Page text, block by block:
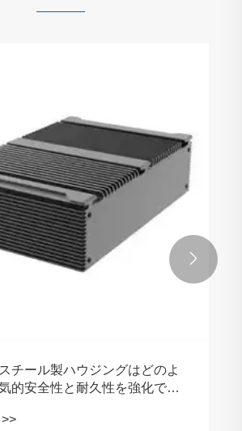
チール製ハウジングはどのよ
的安全性と耐久性を強化でき
